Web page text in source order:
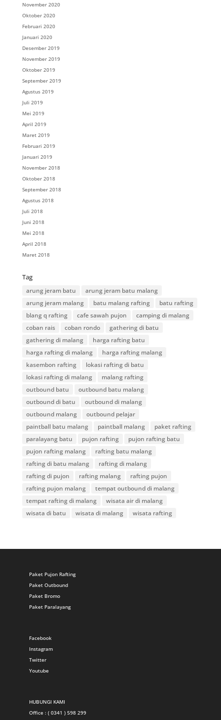
November 2020
Oktober 2020
Februari 2020
Januari 2020
Desember 2019
November 2019
Oktober 2019
September 2019
Agustus 2019
Juli 2019
Mei 2019
April 2019
Maret 2019
Februari 2019
Januari 2019
November 2018
Oktober 2018
September 2018
Agustus 2018
Juli 2018
Juni 2018
Mei 2018
April 2018
Maret 2018
Tag
arung jeram batu
arung jeram batu malang
arung jeram malang
batu malang rafting
batu rafting
blang q rafting
cafe sawah pujon
camping di malang
coban rais
coban rondo
gathering di batu
gathering di malang
harga rafting batu
harga rafting di malang
harga rafting malang
kasembon rafting
lokasi rafting di batu
lokasi rafting di malang
malang rafting
outbound batu
outbound batu malang
outbound di batu
outbound di malang
outbound malang
outbound pelajar
paintball batu malang
paintball malang
paket rafting
paralayang batu
pujon rafting
pujon rafting batu
pujon rafting malang
rafting batu malang
rafting di batu malang
rafting di malang
rafting di pujon
rafting malang
rafting pujon
rafting pujon malang
tempat outbound di malang
tempat rafting di malang
wisata air di malang
wisata di batu
wisata di malang wisata rafting
Paket Pujon Rafting
Paket Outbound
Paket Bromo
Paket Paralayang
Facebook
Instagram
Twitter
Youtube
HUBUNGI KAMI
Office : ( 0341 ) 598 299